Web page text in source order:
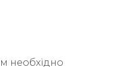
необхідно